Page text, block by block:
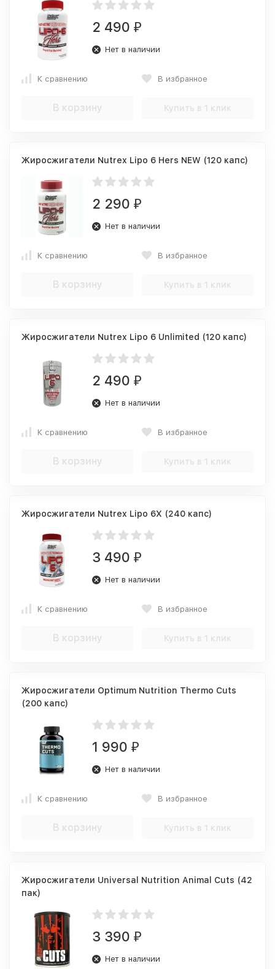
2 490 ₽
Нет в наличии
К сравнению В избранное
В корзину Купить в 1 клик
Жиросжигатели Nutrex Lipo 6 Hers NEW (120 капс)
2 290 ₽
Нет в наличии
К сравнению В избранное
В корзину Купить в 1 клик
Жиросжигатели Nutrex Lipo 6 Unlimited (120 капс)
2 490 ₽
Нет в наличии
К сравнению В избранное
В корзину Купить в 1 клик
Жиросжигатели Nutrex Lipo 6X (240 капс)
3 490 ₽
Нет в наличии
К сравнению В избранное
В корзину Купить в 1 клик
Жиросжигатели Optimum Nutrition Thermo Cuts
(200 капс)
1 990 ₽
Нет в наличии
К сравнению В избранное
В корзину Купить в 1 клик
Жиросжигатели Universal Nutrition Animal Cuts (42
пак)
3 390 ₽
Нет в наличии